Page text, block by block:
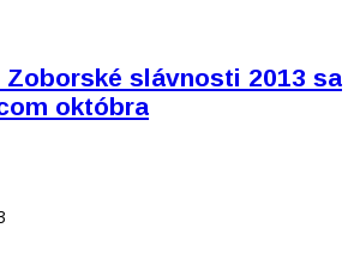
slávnosti 2013 sa
októbra